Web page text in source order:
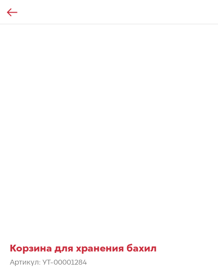
Корзина для хранения бахил
Артикул: УТ-00001284